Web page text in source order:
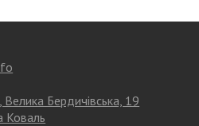
Бердичівська, 19
Коваль